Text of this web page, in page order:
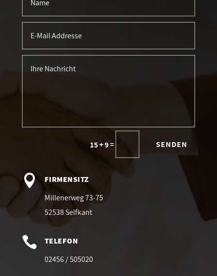
15 + 9= SENDEN

FIRMENSITZ
Millenerweg 73-75
52538 Selfkant

TELEFON
02456 / 505020